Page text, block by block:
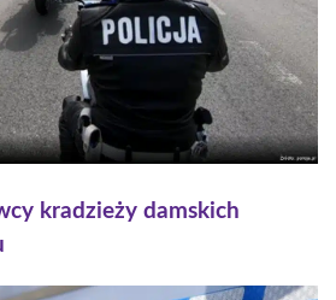
kradzieży damskich